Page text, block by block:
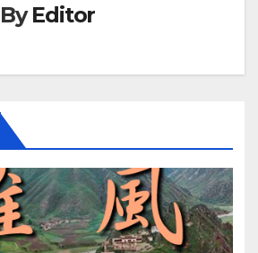
ByEditor